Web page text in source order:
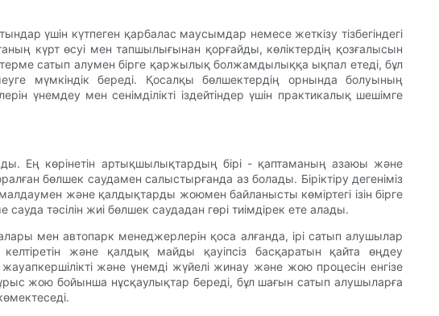
үшін күтпеген қарбалас маусымдар немесе жеткізу тізбегіндегі
күрт өсуі мен тапшылығынан қорғайды, көліктердің қозғалысын
сатып алумен бірге қаржылық болжамдылыққа ықпал етеді, бұл
мүмкіндік береді. Қосалқы бөлшектердің орнында болуының
үнемдеу мен сенімділікті іздейтіндер үшін практикалық шешімге
Ең көрінетін артықшылықтардың бірі - қаптаманың азаюы және
бөлшек саудамен салыстырғанда аз болады. Біріктіру дегеніміз
және қалдықтарды жоюмен байланысты көміртегі ізін бірге
тәсілін жиі бөлшек саудадан гөрі тиімдірек ете алады.
мен автопарк менеджерлерін қоса алғанда, ірі сатып алушылар
және қалдық майды қауіпсіз басқаратын қайта өңдеу
және үнемді жүйелі жинау және жою процесін енгізе
жою бойынша нұсқаулықтар береді, бұл шағын сатып алушыларға